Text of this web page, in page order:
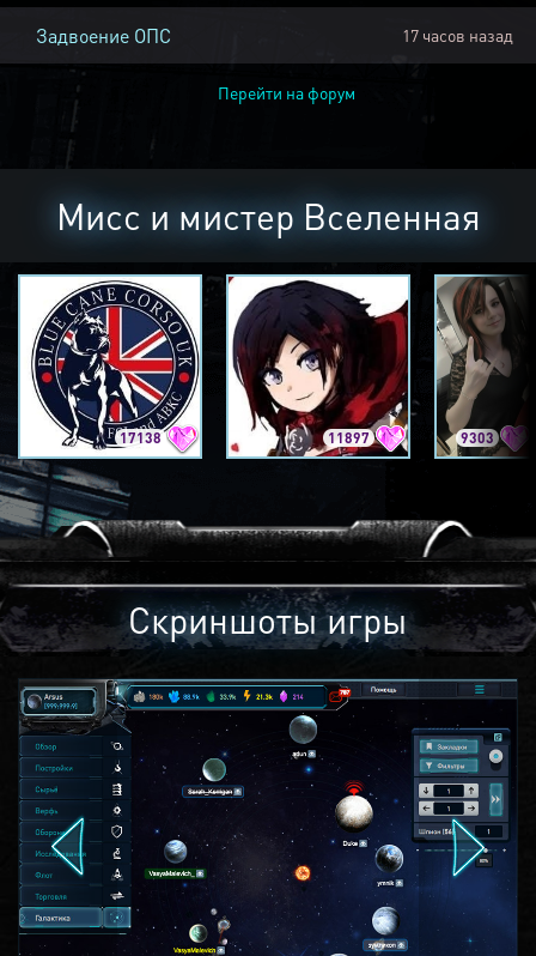
Задвоение ОПС 17 часов назад
Перейти на форум
Мисс и мистер Вселенная
17138 11897 9303
Скриншоты игры